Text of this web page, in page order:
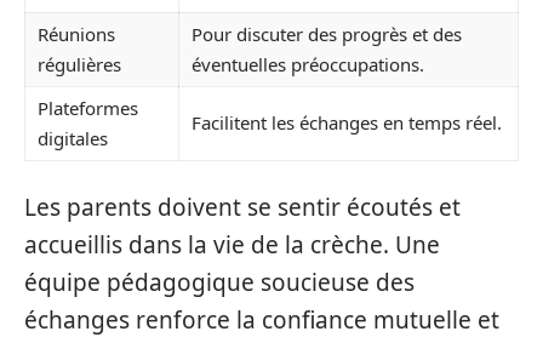
Réunions
régulières
Pour discuter des progrès et des
éventuelles préoccupations.
Plateformes
digitales
Facilitent les échanges en temps réel.
Les parents doivent se sentir écoutés et
accueillis dans la vie de la crèche. Une
équipe pédagogique soucieuse des
échanges renforce la confiance mutuelle et